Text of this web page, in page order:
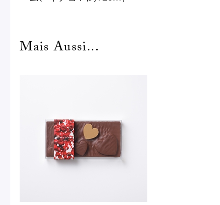
Mais Aussi...